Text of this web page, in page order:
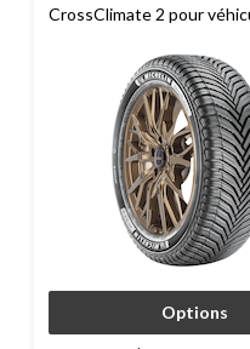
CrossClimate 2 pour
Options